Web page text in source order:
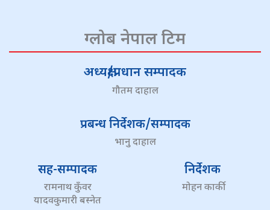
ग्लोब नेपाल टिम
अध्यक्ष/प्रधान सम्पादक
गौतम दाहाल
प्रबन्ध निर्देशक/सम्पादक
भानु दाहाल
सह-सम्पादक
रामनाथ कुँवर
यादवकुमारी बस्नेत
निर्देशक
मोहन कार्की